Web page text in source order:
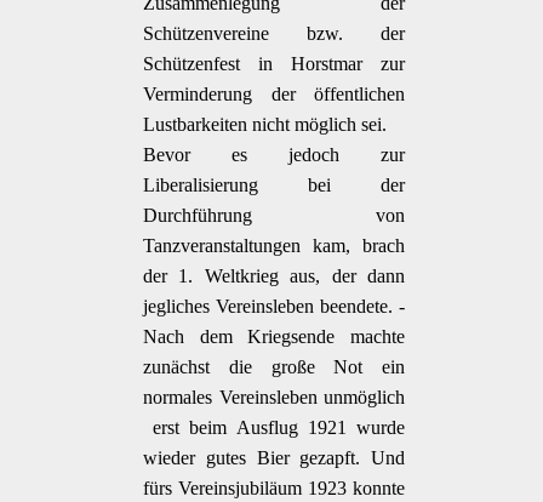
Schützenvereine bzw. der
Schützenfest in Horstmar zur
Verminderung der öffentlichen
Lustbarkeiten nicht möglich sei.
Bevor es jedoch zur
Liberalisierung bei der
Durchführung von
Tanzveranstaltungen kam, brach
der 1. Weltkrieg aus, der dann
jegliches Vereinsleben beendete. -
Nach dem Kriegsende machte
zunächst die große Not ein
normales Vereinsleben unmöglich
 erst beim Ausflug 1921 wurde
wieder gutes Bier gezapft. Und
fürs Vereinsjubiläum 1923 konnte